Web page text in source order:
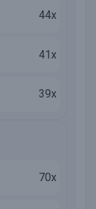
44x
41x
39x
70x